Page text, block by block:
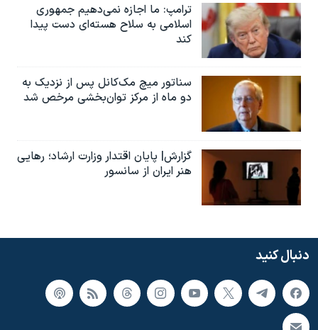
ترامپ: ما اجازه نمی‌دهیم جمهوری
اسلامی به سلاح هسته‌ای دست پیدا
کند
سناتور میچ مک‌کانل پس از نزدیک به
دو ماه از مرکز توان‌بخشی مرخص شد
گزارش| پایان اقتدار وزارت ارشاد؛ رهایی
هنر ایران از سانسور
دنبال کنید